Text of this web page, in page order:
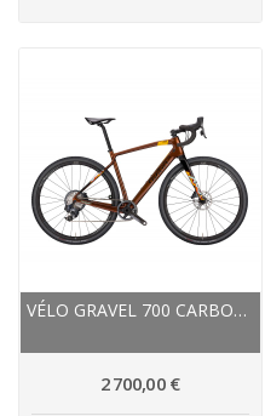
VÉLO GRAVEL 700 CARBONE - WILIER JENA GRX 1X11...
2 700,00 €